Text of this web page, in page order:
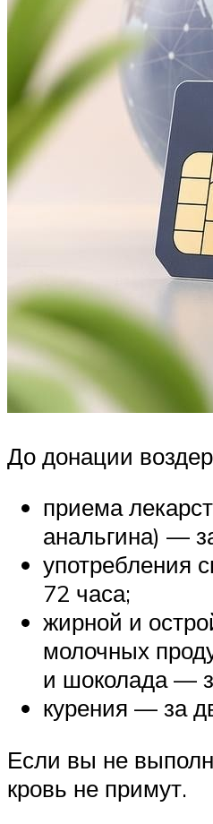
До донации
приема
анальгина) —
употребления
72 часа;
жирной и
молочных
и шоколада —
курения — за
Если вы не
кровь не примут.